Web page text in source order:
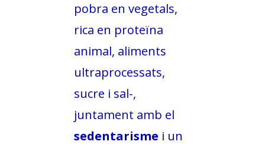
pobra en vegetals,
rica en proteïna
animal, aliments
ultraprocessats,
sucre i sal-,
juntament amb el
sedentarisme i un
Treballa amb nosaltres